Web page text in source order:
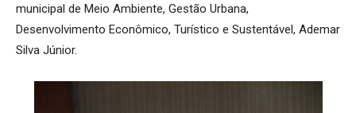
municipal de Meio Ambiente, Gestão Urbana,
Desenvolvimento Econômico, Turístico e Sustentável, Ademar
Silva Júnior.